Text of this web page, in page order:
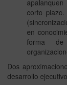
corto
en
forma
Dos
desarrollo